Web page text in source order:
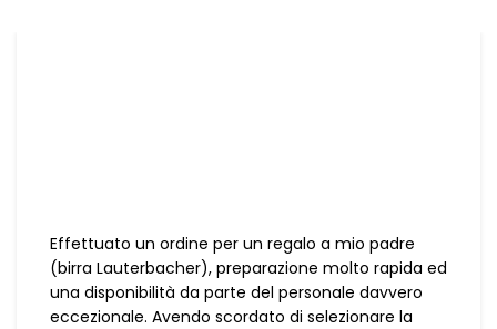
Effettuato un ordine per un regalo a mio padre
(birra Lauterbacher), preparazione molto rapida ed
una disponibilità da parte del personale davvero
eccezionale. Avendo scordato di selezionare la